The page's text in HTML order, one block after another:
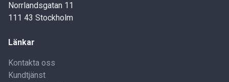
Norrlandsgatan 11
111 43 Stockholm
Länkar
Kontakta oss
Kundtjänst